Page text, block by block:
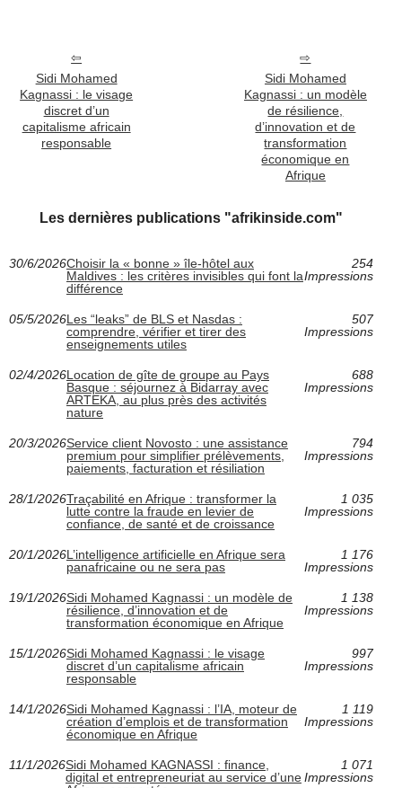
Sidi Mohamed
Kagnassi : le visage
discret d’un
capitalisme africain
responsable
Sidi Mohamed
Kagnassi : un modèle
de résilience,
d’innovation et de
transformation
économique en
Afrique
Les dernières publications "afrikinside.com"
30/6/2026Choisir la « bonne » île-hôtel aux
Maldives : les critères invisibles qui font la
différence
254
Impressions
05/5/2026Les “leaks” de BLS et Nasdas :
comprendre, vérifier et tirer des
enseignements utiles
507
Impressions
02/4/2026Location de gîte de groupe au Pays
Basque : séjournez à Bidarray avec
ARTEKA, au plus près des activités
nature
688
Impressions
20/3/2026Service client Novosto : une assistance
premium pour simplifier prélèvements,
paiements, facturation et résiliation
794
Impressions
28/1/2026Traçabilité en Afrique : transformer la
lutte contre la fraude en levier de
confiance, de santé et de croissance
1 035
Impressions
20/1/2026L’intelligence artificielle en Afrique sera
panafricaine ou ne sera pas
1 176
Impressions
19/1/2026Sidi Mohamed Kagnassi : un modèle de
résilience, d’innovation et de
transformation économique en Afrique
1 138
Impressions
15/1/2026Sidi Mohamed Kagnassi : le visage
discret d’un capitalisme africain
responsable
997
Impressions
14/1/2026Sidi Mohamed Kagnassi : l’IA, moteur de
création d’emplois et de transformation
économique en Afrique
1 119
Impressions
11/1/2026Sidi Mohamed KAGNASSI : finance,
digital et entrepreneuriat au service d’une
1 071
Impressions